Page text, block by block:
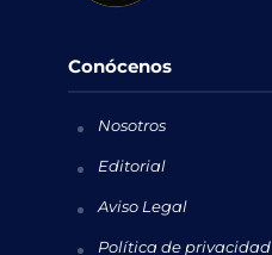
Conócenos
Nosotros
Editorial
Aviso Legal
Política de privacidad